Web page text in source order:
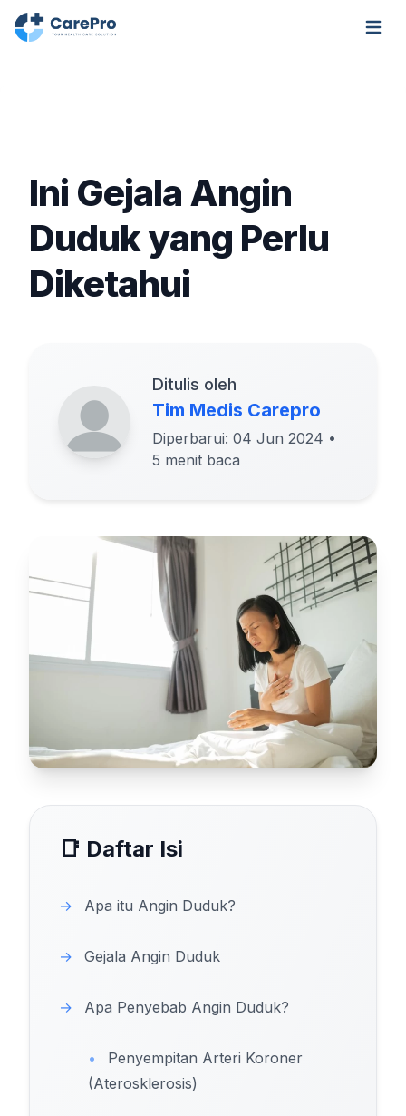
Open
Ini Gejala Angin
Duduk yang Perlu
Diketahui
Ditulis oleh
Tim Medis Carepro
Diperbarui: 04 Jun 2024 •
5 menit baca
📑 Daftar Isi
→ Apa itu Angin Duduk?
→ Gejala Angin Duduk
→ Apa Penyebab Angin Duduk?
•
Penyempitan Arteri Koroner
(Aterosklerosis)